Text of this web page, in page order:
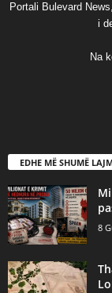
Portali Bulevard
i
Na
EDHE MË SHUMË
8